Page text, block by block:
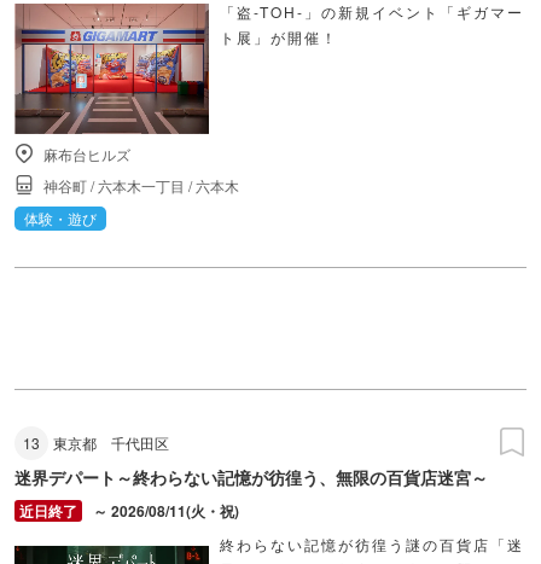
「盗-TOH-」の新規イベント「ギガマー
ト展」が開催！
麻布台ヒルズ
神谷町/六本木一丁目 /六本木
体験・遊び
13 東京都 千代田区
迷界デパート～終わらない記憶が彷徨う、無限の百貨店迷宮～
～ 2026/08/11(火・祝)
終わらない記憶が彷徨う謎の百貨店「迷